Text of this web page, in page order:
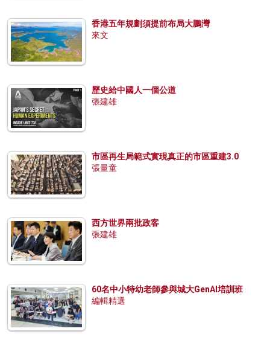
香港五年規劃須提前布局大鵬灣
來文
歷史給中國人一個公道
張建雄
市區再生局範式實現真正的市區重建3.0
張量童
西方世界兩批政客
張建雄
60名中小特幼老師參與城大GenAI培訓班
編輯精選